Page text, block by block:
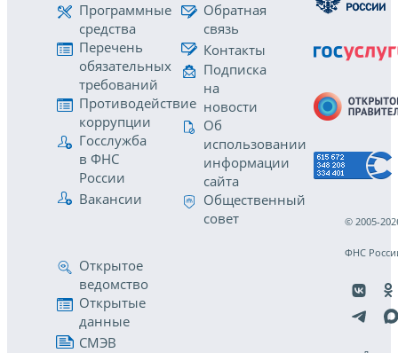
Программные
средства
Перечень
обязательных
требований
Противодействие
коррупции
Госслужба
в ФНС
России
Вакансии
Обратная
связь
Контакты
Подписка
на
новости
Об
использовании
информации
сайта
Общественный
совет
Открытое
ведомство
Открытые
данные
СМЭВ
© 2005-
ФНС